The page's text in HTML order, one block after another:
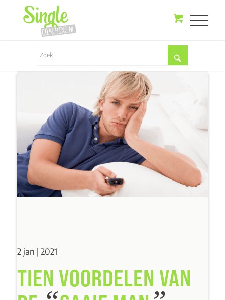
2 jan | 2021
TIEN VOORDELEN VAN